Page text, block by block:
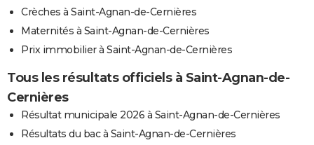
Crèches à Saint-Agnan-de-Cernières
Maternités à Saint-Agnan-de-Cernières
Prix immobilier à Saint-Agnan-de-Cernières
Tous les résultats officiels à Saint-Agnan-de-
Cernières
Résultat municipale 2026 à Saint-Agnan-de-Cernières
Résultats du bac à Saint-Agnan-de-Cernières